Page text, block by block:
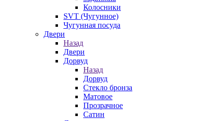
Колосники
SVT (Чугунное)
Чугунная посуда
Двери
Назад
Двери
Дорвуд
Назад
Дорвуд
Стекло бронза
Матовое
Прозрачное
Сатин